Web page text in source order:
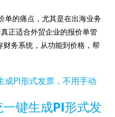
单的痛点，尤其是在出海业务
正适合外贸企业的报价单管
务系统，从功能到价格，帮
键生成PI形式发